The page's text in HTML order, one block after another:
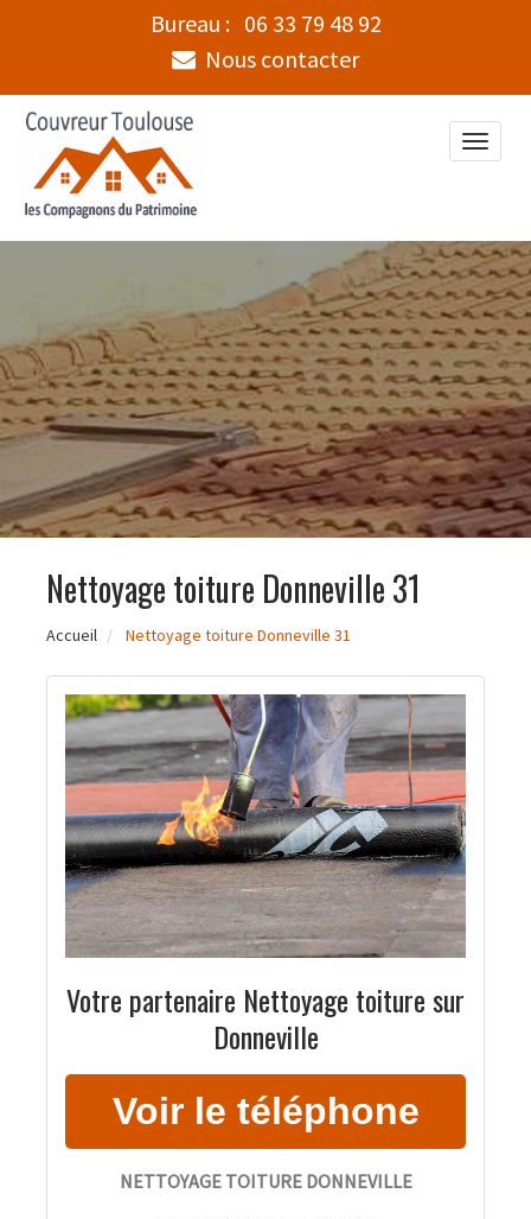
Bureau : 06 33 79 48 92
Nous contacter
Toggle
Nettoyage toiture Donneville 31
Accueil Nettoyage toiture Donneville 31
Votre partenaire Nettoyage toiture sur
Donneville
NETTOYAGE TOITURE DONNEVILLE